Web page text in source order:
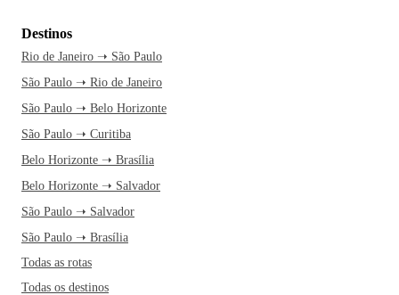
Destinos
Rio de Janeiro ➝ São Paulo
São Paulo ➝ Rio de Janeiro
São Paulo ➝ Belo Horizonte
São Paulo ➝ Curitiba
Belo Horizonte ➝ Brasília
Belo Horizonte ➝ Salvador
São Paulo ➝ Salvador
São Paulo ➝ Brasília
Todas as rotas
Todas os destinos